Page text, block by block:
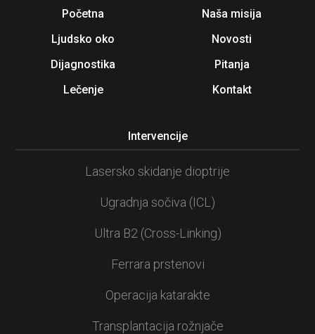
Početna
Ljudsko oko
Dijagnostika
Lečenje
Naša misija
Novosti
Pitanja
Kontakt
Intervencije
Lasersko skidanje dioptrije
Ugradnja sočiva (ICL)
Ultra B2 (Cross-Linking)
Ferrara prstenovi
Operacija katarakte
Transplantacija rožnjače